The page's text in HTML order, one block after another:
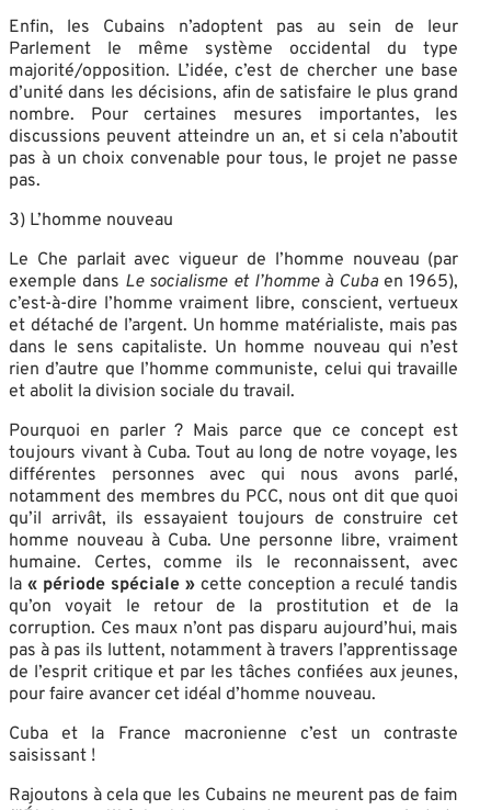
Enfin, les Cubains n’adoptent pas au sein de leur
Parlement le même système occidental du type
majorité/opposition. L’idée, c’est de chercher une base
d’unité dans les décisions, afin de satisfaire le plus grand
nombre. Pour certaines mesures importantes, les
discussions peuvent atteindre un an, et si cela n’aboutit
pas à un choix convenable pour tous, le projet ne passe
pas.
3) L’homme nouveau
Le Che parlait avec vigueur de l’homme nouveau (par
exemple dans Le socialisme et l’homme à Cubaen 1965),
c’est-à-dire l’homme vraiment libre, conscient, vertueux
et détaché de l’argent. Un homme matérialiste, mais pas
dans le sens capitaliste. Un homme nouveau qui n’est
rien d’autre que l’homme communiste, celui qui travaille
et abolit la division sociale du travail.
Pourquoi en parler ? Mais parce que ce concept est
toujours vivant à Cuba. Tout au long de notre voyage, les
différentes personnes avec qui nous avons parlé,
notamment des membres du PCC, nous ont dit que quoi
qu’il arrivât, ils essayaient toujours de construire cet
homme nouveau à Cuba. Une personne libre, vraiment
humaine. Certes, comme ils le reconnaissent, avec
la« période spéciale » cette conception a reculé tandis
qu’on voyait le retour de la prostitution et de la
corruption. Ces maux n’ont pas disparu aujourd’hui, mais
pas à pas ils luttent, notamment à travers l’apprentissage
de l’esprit critique et par les tâches confiées aux jeunes,
pour faire avancer cet idéal d’homme nouveau.
Cuba et la France macronienne c’est un contraste
saisissant !
Rajoutons à cela que les Cubains ne meurent pas de faim